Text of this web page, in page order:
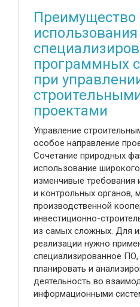
Преимущество
использования
программных
при
проектами
Управление
особое направление
Сочетание природных
использование
изменчивые требования
и контрольных органов,
производственной
инвестиционно-
из самых сложных. Для
реализации нужно
специализированное
планировать и
деятельность во
информационными